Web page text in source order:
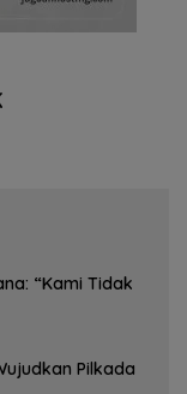
“Kami Tidak
Pilkada